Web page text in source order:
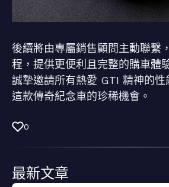
後續將由專屬銷售顧問主動聯繫
程，提供更便利且完整的購車體
誠摯邀請所有熱愛 GTI 精神的性
這款傳奇紀念車的珍稀機會。
0
最新文章